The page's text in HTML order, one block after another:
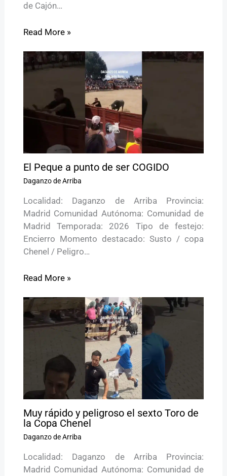
de Cajón…
Read More »
El Peque a punto de ser COGIDO
Daganzo de Arriba
Localidad: Daganzo de Arriba Provincia:
Madrid Comunidad Autónoma: Comunidad de
Madrid Temporada: 2026 Tipo de festejo:
Encierro Momento destacado: Susto / copa
Chenel / Peligro…
Read More »
Muy rápido y peligroso el sexto Toro de
la Copa Chenel
Daganzo de Arriba
Localidad: Daganzo de Arriba Provincia:
Madrid Comunidad Autónoma: Comunidad de